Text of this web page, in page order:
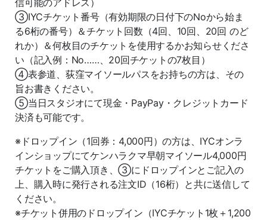
信可能のアドレス）
③IYCチケット番号（有効期限の日付下のNoから始ま
る6桁の番号）＆チケット回数（4回、10回、20回 のど
れか）＆何枚目のチケットを使用するかお知らせくださ
い（記入例：No……、20回チケットの7枚目）
④表参道、荻窪マイソールパスをお持ちの方は、その
旨お書きください。
⑤当日スタジオにて現金・PayPay・クレジットカード
決済も可能です。
※ドロップイン（1回券：4,000円）の方は、IYCオンラ
インショップにてケンハラクマ早朝マイソール4,000円
チケットをご購入頂き、③にドロップインとご記入の
上、購入時に発行される注文ID（16桁）と共に送信して
ください。
※チケット併用のドロップイン（IYCチケット1枚＋1,200